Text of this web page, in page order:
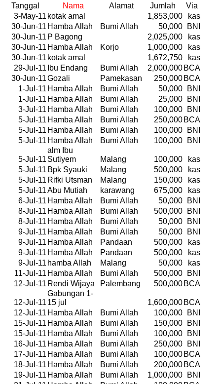
Tanggal
Nama Alamat Jumlah
Via
3-May-11 kotak amal 1,853,000
kas
30-Jun-11 Hamba Allah Bumi Allah 50,000
BNI
30-Jun-11 P Bagong 2,025,000
kas
30-Jun-11 Hamba Allah Korjo 1,000,000
kas
30-Jun-11 kotak amal 1,672,750
kas
29-Jul-11 Ibu Endang Bumi Allah 2,000,000 BCA
30-Jun-11Gozali Pamekasan 250,000 BCA
1-Jul-11 Hamba Allah Bumi Allah 50,000
BNI
1-Jul-11 Hamba Allah Bumi Allah 25,000
BNI
3-Jul-11 Hamba Allah Bumi Allah 100,000
BNI
5-Jul-11 Hamba Allah Bumi Allah 250,000 BCA
5-Jul-11 Hamba Allah Bumi Allah 100,000
BNI
5-Jul-11 Hamba Allah Bumi Allah 100,000 BNI
5-Jul-11
alm Ibu
Sutiyem
Malang 100,000
kas
5-Jul-11 Bpk Syauki Malang 500,000
kas
5-Jul-11 Rifki Utsman Malang 150,000
kas
5-Jul-11Abu Mutiah karawang 675,000
kas
6-Jul-11 Hamba Allah Bumi Allah 50,000
BNI
8-Jul-11 Hamba Allah Bumi Allah 500,000
BNI
8-Jul-11 Hamba Allah Bumi Allah 50,000
BNI
9-Jul-11 Hamba Allah Bumi Allah 50,000
BNI
9-Jul-11 Hamba Allah Pandaan 500,000
kas
9-Jul-11 Hamba Allah Pandaan 500,000
kas
9-Jul-11 hamba Allah Malang 50,000
kas
11-Jul-11 Hamba Allah Bumi Allah 500,000
BNI
12-Jul-11 Rendi Wijaya Palembang 500,000 BCA
12-Jul-11
Gabungan 1-
15 jul
1,600,000 BCA
12-Jul-11 Hamba Allah Bumi Allah 100,000
BNI
15-Jul-11 Hamba Allah Bumi Allah 150,000
BNI
15-Jul-11 Hamba Allah Bumi Allah 100,000
BNI
16-Jul-11 Hamba Allah Bumi Allah 250,000
BNI
17-Jul-11 Hamba Allah Bumi Allah 100,000 BCA
18-Jul-11 Hamba Allah Bumi Allah 200,000 BCA
19-Jul-11 Hamba Allah Bumi Allah 1,000,000
BNI